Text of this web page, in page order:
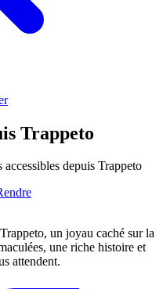
Trappeto
depuis Trappeto
un joyau caché sur la
une riche histoire et
attendent.